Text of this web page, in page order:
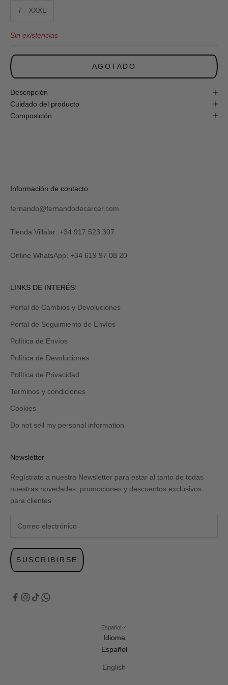
7 - XXXL
Sin existencias
AGOTADO
Descripción
Cuidado del producto
Composición
obtén
de
en
compra
online!
R
I
I
M
E
tu
al
y
recibirás
Revisa
carpeta
de
promociones
spam.
Información de contacto
fernando@fernandodecarcer.com
Tienda Villalar: +34 917 523 307
Online WhatsApp: +34 619 97 08 20
LINKS DE INTERÉS:
Portal de Cambios y Devoluciones
Portal de Seguimiento de Envíos
Política de Envíos
Política de Devoluciones
Política de Privacidad
Terminos y condiciones
Cookies
Do not sell my personal information
Newsletter
Regístrate a nuestra Newsletter para estar al tanto de todas
nuestras novedades, promociones y descuentos exclusivos
para clientes
SUSCRIBIRSE
Español
Idioma
Español
English